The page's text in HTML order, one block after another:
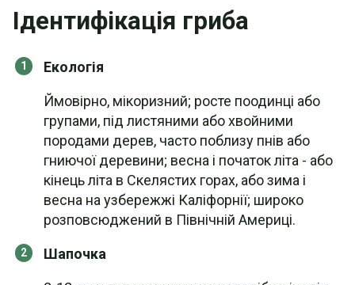
Ідентифікація гриба
Екологія
Ймовірно, мікоризний; росте поодинці або
групами, під листяними або хвойними
породами дерев, часто поблизу пнів або
гниючої деревини; весна і початок літа - або
кінець літа в Скелястих горах, або зима і
весна на узбережжі Каліфорнії; широко
розповсюджений в Північній Америці.
Шапочка